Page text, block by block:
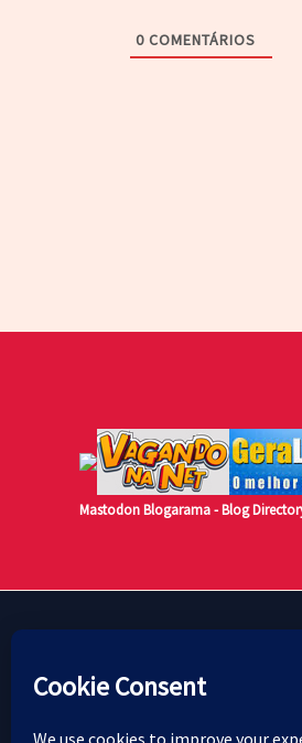
0 COMENTÁRIOS
MastodonBlogarama - Blog
© [2024] [Cultura Pop A Rigor]